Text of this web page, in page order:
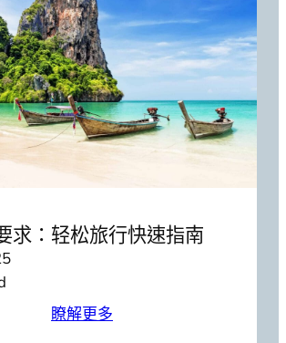
求：轻松旅行快速指南
瞭解更多